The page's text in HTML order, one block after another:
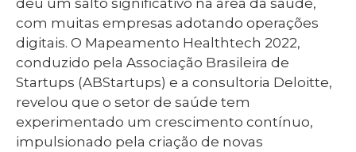
deu um salto significativo na área da saúde,
com muitas empresas adotando operações
digitais. O Mapeamento Healthtech 2022,
conduzido pela Associação Brasileira de
Startups (ABStartups) e a consultoria Deloitte,
revelou que o setor de saúde tem
experimentado um crescimento contínuo,
impulsionado pela criação de novas